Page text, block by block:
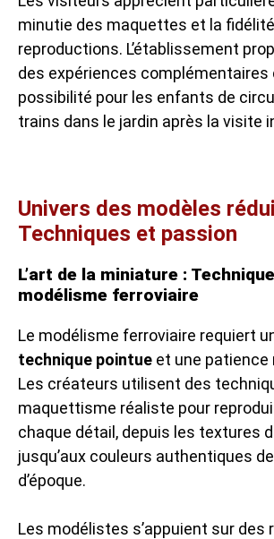
minutie des maquettes et la
reproductions. L’établissement
des expériences complémentaires
possibilité pour les enfants de
trains dans le jardin après la visite
Univers des modèles
Techniques et passion
L’art de la miniature :
modélisme ferroviaire
Le modélisme ferroviaire requiert
technique pointue et une patience
Les créateurs utilisent des
maquettisme réaliste pour
chaque détail, depuis les textures
jusqu’aux couleurs authentiques
d’époque.
Les modélistes s’appuient sur des